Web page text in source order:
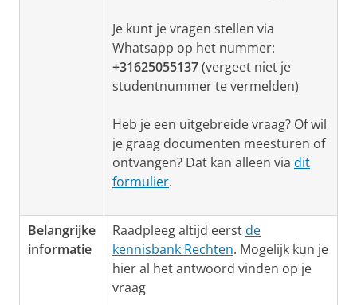
Je kunt je vragen stellen via
Whatsapp op het nummer:
+31625055137(vergeet niet je
studentnummer te vermelden)
Heb je een uitgebreide vraag? Of wil
je graag documenten meesturen of
ontvangen? Dat kan alleen via dit
formulier.
Belangrijke
informatie
Raadpleeg altijd eerstde
kennisbank Rechten. Mogelijk kun je
hier al het antwoord vinden op je
vraag